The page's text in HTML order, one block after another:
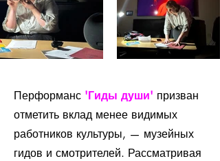
Перформанс 'Гиды души' призван
отметить вклад менее видимых
работников культуры, — музейных
гидов и смотрителей. Рассматривая